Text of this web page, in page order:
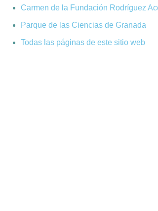
Carmen de la Fundación Rodríguez
Parque de las Ciencias de Granada
Todas las páginas de este sitio web